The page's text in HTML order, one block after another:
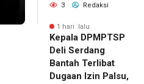
3 Redaksi
1 hari lalu
Kepala DPMPTSP
Deli Serdang
Bantah Terlibat
Dugaan Izin Palsu,